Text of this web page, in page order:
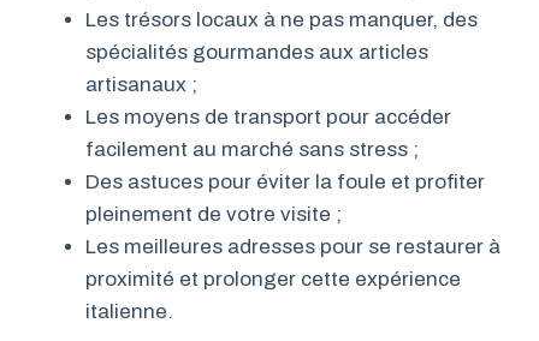
Les trésors locaux à ne pas manquer, des
spécialités gourmandes aux articles
artisanaux ;
Les moyens de transport pour accéder
facilement au marché sans stress ;
Des astuces pour éviter la foule et profiter
pleinement de votre visite ;
Les meilleures adresses pour se restaurer à
proximité et prolonger cette expérience
italienne.